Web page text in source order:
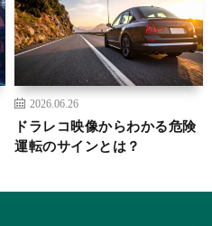
2026.06.26
ドラレコ映像からわかる危険
運転のサインとは？